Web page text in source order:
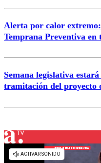
Alerta por calor
Temprana Preventiva en
Semana legislativa
tramitación del proyecto